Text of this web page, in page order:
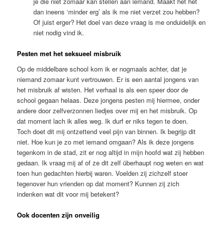
dan ineens ‘minder erg’ als ik me niet verzet zou hebben?
Of juist erger? Het doel van deze vraag is me onduidelijk en
niet nodig vind ik.
Pesten met het seksueel misbruik
Op de middelbare school kom ik er nogmaals achter, dat je
niemand zomaar kunt vertrouwen. Er is een aantal jongens van
het misbruik af wisten. Het verhaal is als een speer door de
school gegaan helaas. Deze jongens pesten mij hiermee, onder
andere door zelfverzonnen liedjes over mij en het misbruik. Op
dat moment lach ik alles weg. Ik durf er niks tegen te doen.
Toch doet dit mij ontzettend veel pijn van binnen. Ik begrijp dit
niet. Hoe kun je zo met iemand omgaan? Als ik deze jongens
tegenkom in de stad, zit er nog altijd in mijn hoofd wat zij hebben
gedaan. Ik vraag mij af of ze dit zelf überhaupt nog weten en wat
toen hun gedachten hierbij waren. Voelden zij zichzelf stoer
tegenover hun vrienden op dat moment? Kunnen zij zich
indenken wat dit voor mij betekent?
Ook docenten zijn onveilig